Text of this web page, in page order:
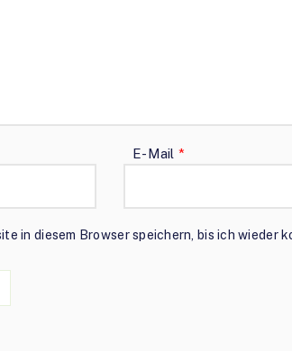
E-Mail *
in diesem Browser speichern, bis ich wieder